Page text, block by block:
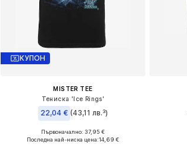
КУПОН
MISTER TEE
Тениска 'Ice Rings'
22,04 € (43,11 лв.³)
Налични размери: S, M, L, XL, XXL
Първоначално: 37,95 €
Последна най-ниска цена:14,69 €